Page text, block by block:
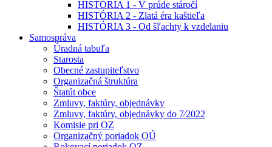
HISTÓRIA 1 - V prúde stáročí
HISTÓRIA 2 - Zlatá éra kaštieľa
HISTÓRIA 3 - Od šľachty k vzdelaniu
Samospráva
Úradná tabuľa
Starosta
Obecné zastupiteľstvo
Organizačná štruktúra
Štatút obce
Zmluvy, faktúry, objednávky
Zmluvy, faktúry, objednávky do 7⁄2022
Komisie pri OZ
Organizačný poriadok OÚ